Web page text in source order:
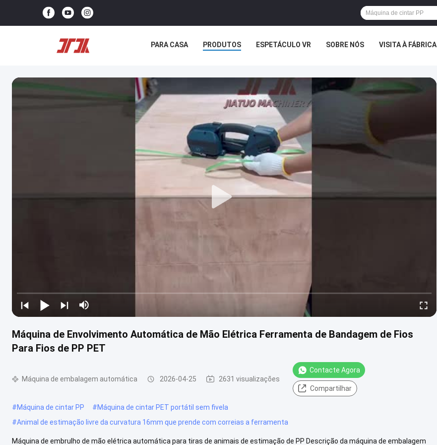
PARA CASA PRODUTOS ESPETÁCULO VR SOBRE NÓS VISITA À FÁBRICA
Máquina de Envolvimento Automática de Mão Elétrica Ferramenta de Bandagem de Fios
Para Fios de PP PET
Máquina de embalagem automática 2026-04-25 2631 visualizações
Contacte Agora
Compartilhar
#Máquina de cintar PP #Máquina de cintar PET portátil sem fivela
#Animal de estimação livre da curvatura 16mm que prende com correias a ferramenta
Máquina de embrulho de mão elétrica automática para tiras de animais de estimação de PP Descrição da máquina de embalagem